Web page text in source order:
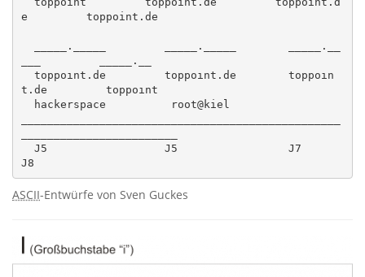
e         toppoint.de
___         _____.__
t.de         toppoınt
ASCII-Entwürfe von Sven Guckes